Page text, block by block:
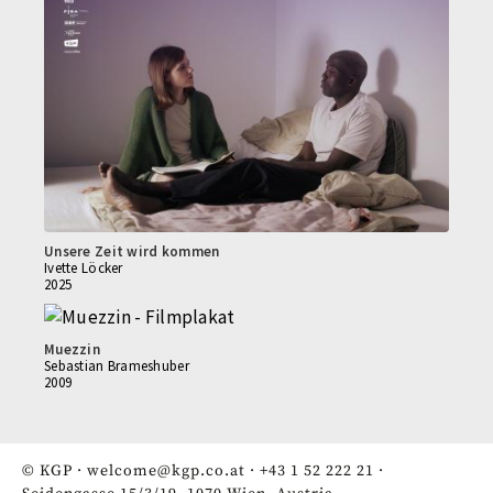
Unsere Zeit wird kommen
Ivette Löcker
2025
Muezzin
Sebastian Brameshuber
2009
© KGP · welcome@kgp.co.at · +43 1 52 222 21 ·